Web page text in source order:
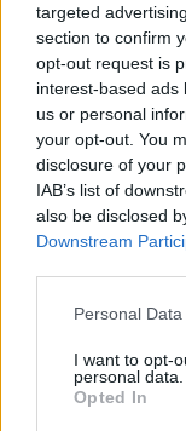
targeted
section to confirm
opt-out request is
interest-based ads
us or personal
your opt-out. You
disclosure of your
IAB’s list of
also be disclosed
Downstream
Personal
I want to opt-
personal data.
Opted In
LIFESTYLE
PARAPOLITIKA
Victor